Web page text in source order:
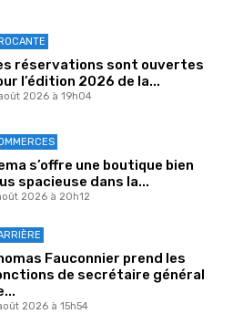
réservations sont ouvertes
l’édition 2026 de la...
2026 à 19h04
s’offre une boutique bien
spacieuse dans la...
2026 à 20h12
Fauconnier prend les
de secrétaire général
2026 à 15h54